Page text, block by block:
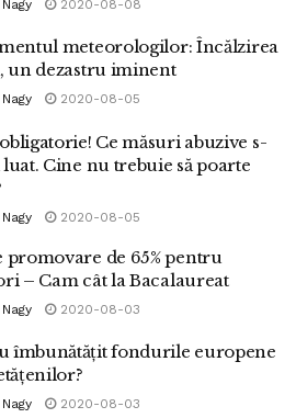
2020-08-08
meteorologilor: Încălzirea
un dezastru iminent
2020-08-05
Ce măsuri abuzive s-
Cine nu trebuie să poarte
2020-08-05
promovare de 65% pentru
– Cam cât la Bacalaureat
2020-08-03
îmbunătățit fondurile europene
2020-08-03